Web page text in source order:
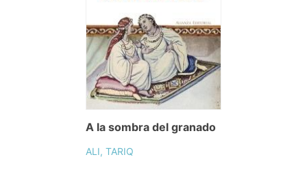
A la sombra del granado
ALI, TARIQ